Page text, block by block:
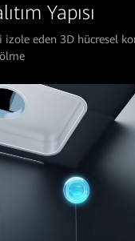
Yapısı
izole eden 3D hücresel